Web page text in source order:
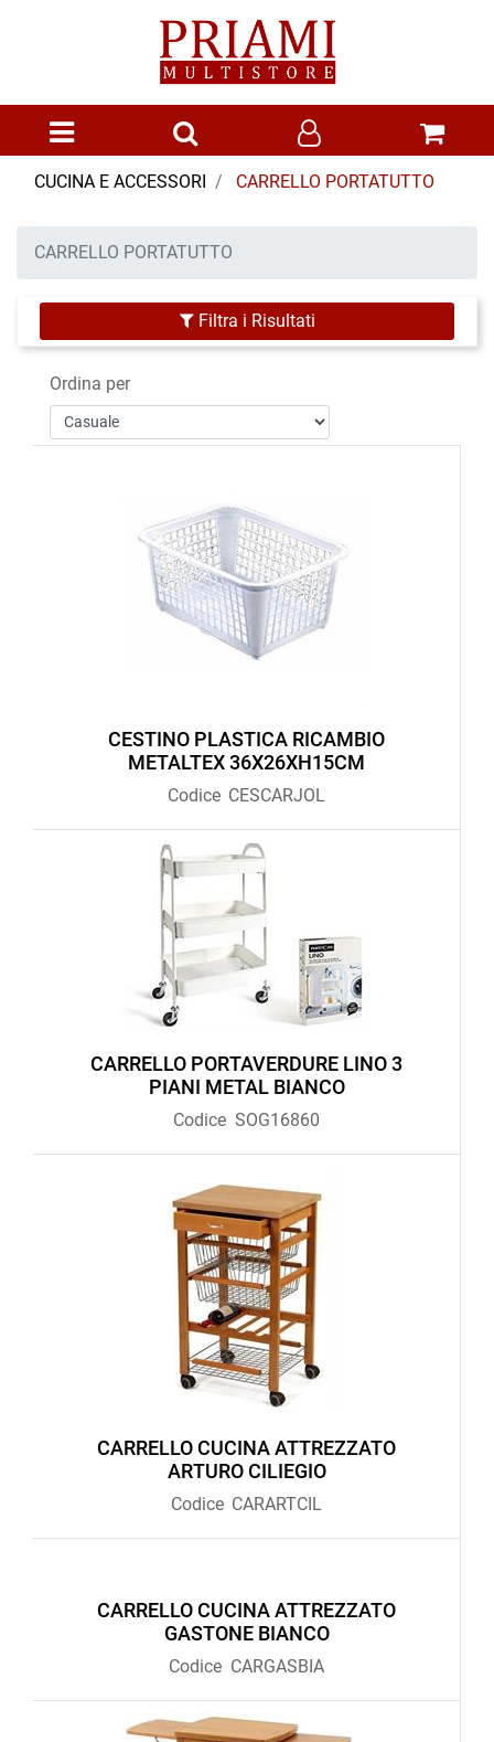
Open menu
CUCINA E ACCESSORI CARRELLO PORTATUTTO
CARRELLO PORTATUTTO
Filtra i Risultati
Ordina per
CESTINO PLASTICA RICAMBIO
METALTEX 36X26XH15CM
Codice CESCARJOL
CARRELLO PORTAVERDURE LINO 3
PIANI METAL BIANCO
Codice SOG16860
CARRELLO CUCINA ATTREZZATO
ARTURO CILIEGIO
Codice CARARTCIL
CARRELLO CUCINA ATTREZZATO
GASTONE BIANCO
Codice CARGASBIA